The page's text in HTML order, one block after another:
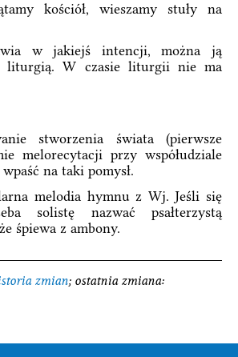
kościół, wieszamy stuły na
w jakiejś intencji, można ją
liturgią. W czasie liturgii nie ma
stworzenia świata (pierwsze
melorecytacji przy współudziale
na taki pomysł.
melodia hymnu z Wj. Jeśli się
solistę nazwać psałterzystą
śpiewa z ambony.
zmian; ostatnia zmiana: